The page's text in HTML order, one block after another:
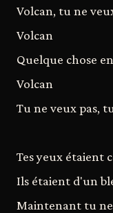
Volcan, tu ne
Volcan
Quelque chose
Volcan
Tu ne veux pas,
Tes yeux étaient
Ils étaient d'un
Maintenant tu ne